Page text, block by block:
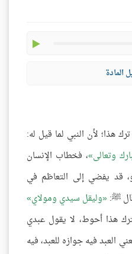
المادة
هذا؛ لأن النبي لما قيل له:
وتعالى ، فخطاب الإنسان
قد يفضي إلى التعاظم في
ﷺ: وليقل سيدي ومولاي
هذا أحوط، لا يقول عبدي
العبد فيه جوازه للعبد، فيه